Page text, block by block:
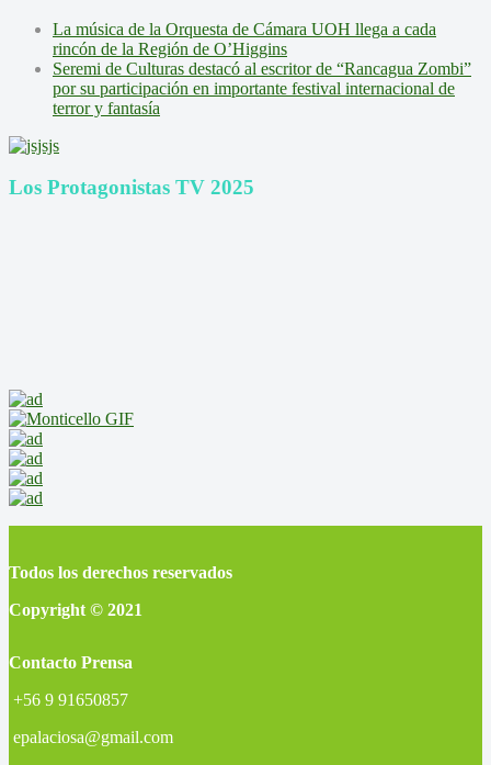
La música de la Orquesta de Cámara UOH llega a cada
rincón de la Región de O’Higgins
Seremi de Culturas destacó al escritor de “Rancagua Zombi”
por su participación en importante festival internacional de
terror y fantasía
Los Protagonistas TV 2025
Todos los derechos reservados
Copyright © 2021
Contacto Prensa
+56 9 91650857
epalaciosa@gmail.com